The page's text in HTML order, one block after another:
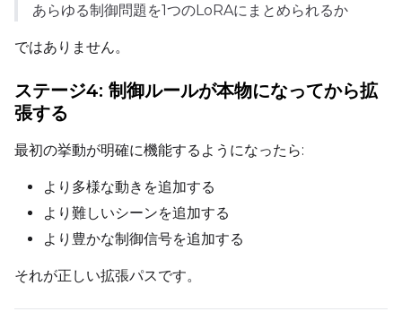
Width
Seed
あらゆる制御問題を1つのLoRAにまとめられるか
ではありません。
ステージ4: 制御ルールが本物になってから拡
張する
最初の挙動が明確に機能するようになったら:
より多様な動きを追加する
より難しいシーンを追加する
より豊かな制御信号を追加する
それが正しい拡張パスです。